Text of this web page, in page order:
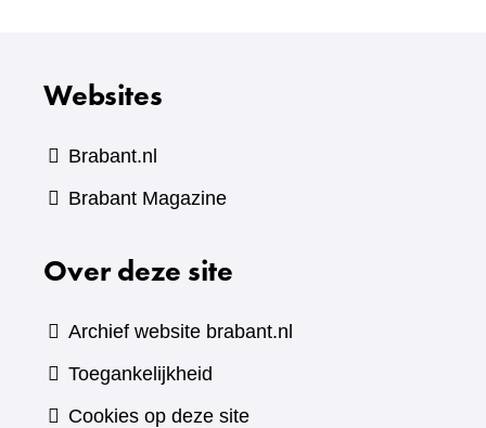
Websites
Brabant.nl
Brabant Magazine(verwijst
een
website)
Over deze site
Archief website brabant.nl
Toegankelijkheid
Cookies op deze site